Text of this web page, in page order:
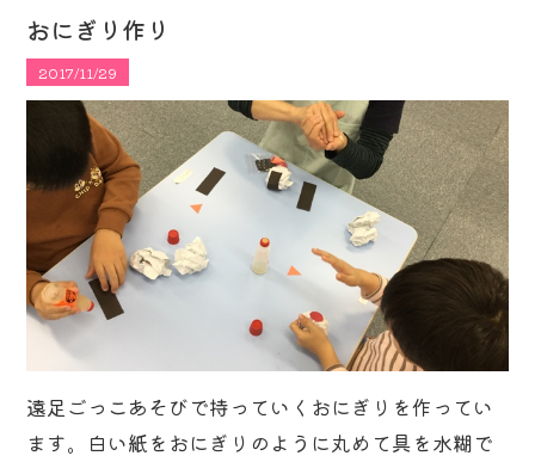
おにぎり作り
2017/11/29
遠足ごっこあそびで持っていくおにぎりを作ってい
ます。白い紙をおにぎりのように丸めて具を水糊で